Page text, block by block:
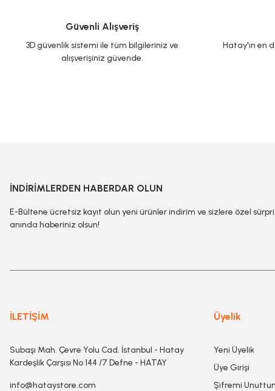
Güvenli Alışveriş
3D güvenlik sistemi ile tüm bilgileriniz ve
alışverişiniz güvende.
Hatay'ın en
İNDİRİMLERDEN HABERDAR OLUN
E-Bültene ücretsiz kayıt olun yeni ürünler indirim ve sizlere özel
anında haberiniz olsun!
İLETİŞİM
Subaşı Mah. Çevre Yolu Cad. İstanbul - Hatay
Kardeşlik Çarşısı No 144 /7 Defne - HATAY
info@hataystore.com
Üyelik
Yeni Üyelik
Üye Girişi
Şifremi